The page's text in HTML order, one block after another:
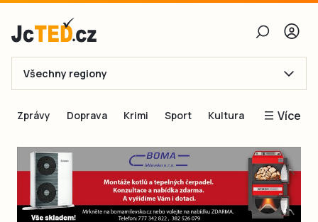
E-mail
Obnovit heslo
Přihlásit se
Všechny regiony
Zprávy Doprava Krimi Sport Kultura Více
Blogy
Inspirace
Čtenáři píší
Speciální přílohy